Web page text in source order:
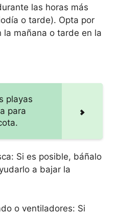
las horas más
o tarde). Opta por
la mañana o tarde en la
playas
para
Si es posible, báñalo
a bajar la
o ventiladores: Si